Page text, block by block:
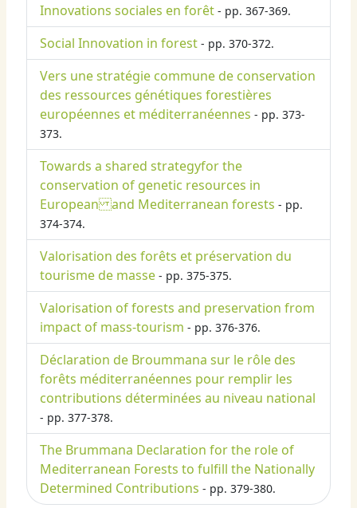
Innovations sociales en forêt - pp. 367-369.
Social Innovation in forest - pp. 370-372.
Vers une stratégie commune de conservation
des ressources génétiques forestières
européennes et méditerranéennes - pp. 373-
373.
Towards a shared strategyfor the
conservation of genetic resources in
European and Mediterranean forests - pp.
374-374.
Valorisation des forêts et préservation du
tourisme de masse - pp. 375-375.
Valorisation of forests and preservation from
impact of mass-tourism - pp. 376-376.
Déclaration de Broummana sur le rôle des
forêts méditerranéennes pour remplir les
contributions déterminées au niveau national
- pp. 377-378.
The Brummana Declaration for the role of
Mediterranean Forests to fulfill the Nationally
Determined Contributions - pp. 379-380.